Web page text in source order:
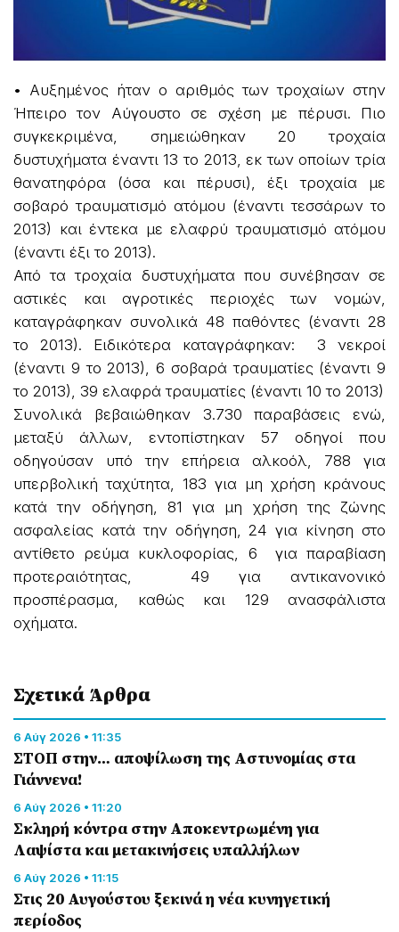
• Αυξημένος ήταν ο αριθμός των τροχαίων στην
Ήπειρο τον Αύγουστο σε σχέση με πέρυσι. Πιο
συγκεκριμένα, σημειώθηκαν 20 τροχαία
δυστυχήματα έναντι 13 το 2013, εκ των οποίων τρία
θανατηφόρα (όσα και πέρυσι), έξι τροχαία με
σοβαρό τραυματισμό ατόμου (έναντι τεσσάρων το
2013) και έντεκα με ελαφρύ τραυματισμό ατόμου
(έναντι έξι το 2013).
Από τα τροχαία δυστυχήματα που συνέβησαν σε
αστικές και αγροτικές περιοχές των νομών,
καταγράφηκαν συνολικά 48 παθόντες (έναντι 28
το 2013). Ειδικότερα καταγράφηκαν: 3 νεκροί
(έναντι 9 το 2013), 6 σοβαρά τραυματίες (έναντι 9
το 2013), 39 ελαφρά τραυματίες (έναντι 10 το 2013)
Συνολικά βεβαιώθηκαν 3.730 παραβάσεις ενώ,
μεταξύ άλλων, εντοπίστηκαν 57 οδηγοί που
οδηγούσαν υπό την επήρεια αλκοόλ, 788 για
υπερβολική ταχύτητα, 183 για μη χρήση κράνους
κατά την οδήγηση, 81 για μη χρήση της ζώνης
ασφαλείας κατά την οδήγηση, 24 για κίνηση στο
αντίθετο ρεύμα κυκλοφορίας, 6 για παραβίαση
προτεραιότητας, 49 για αντικανονικό
προσπέρασμα, καθώς και 129 ανασφάλιστα
οχήματα.
Σχετικά Άρθρα
6 Αύγ 2026 • 11:35
ΣΤΟΠ στην… αποψίλωση της Αστυνομίας στα
Γιάννενα!
6 Αύγ 2026 • 11:20
Σκληρή κόντρα στην Αποκεντρωμένη για
Λαψίστα και μετακινήσεις υπαλλήλων
6 Αύγ 2026 • 11:15
Στις 20 Αυγούστου ξεκινά η νέα κυνηγετική
περίοδος